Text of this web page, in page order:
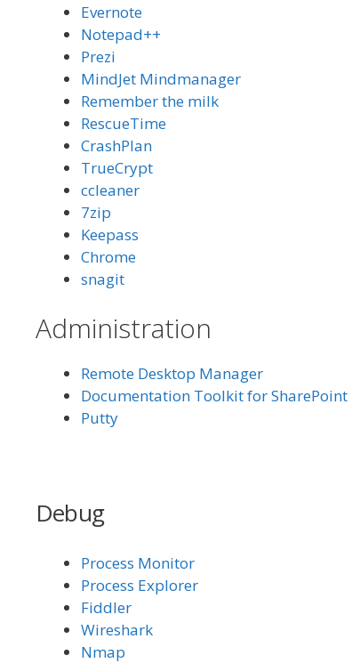
Evernote
Notepad++
Prezi
MindJet Mindmanager
Remember the milk
RescueTime
CrashPlan
TrueCrypt
ccleaner
7zip
Keepass
Chrome
snagit
Administration
Remote Desktop Manager
Documentation Toolkit for SharePoint
Putty
Debug
Process Monitor
Process Explorer
Fiddler
Wireshark
Nmap